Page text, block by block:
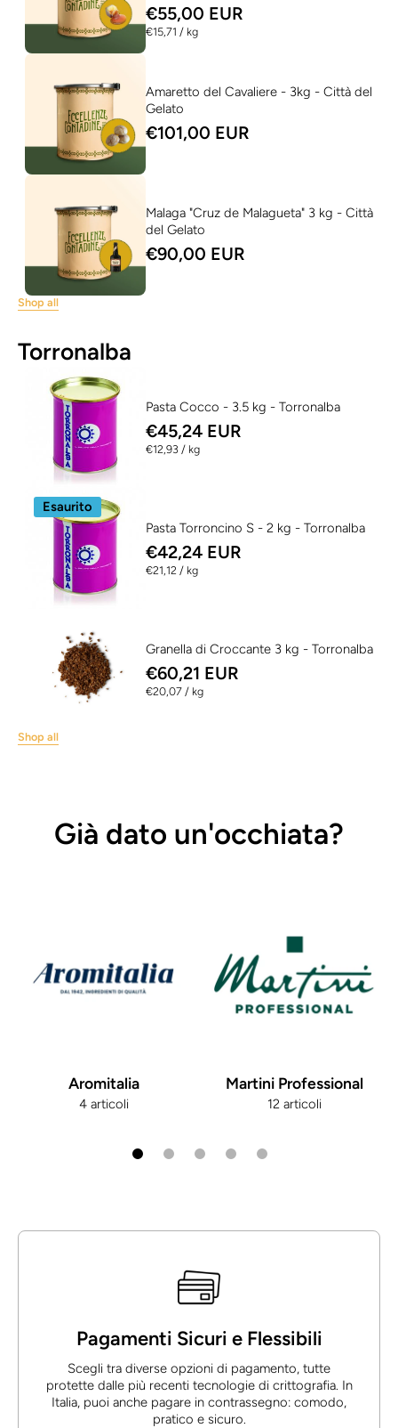
€55,00 EUR
€15,71 / per
kg
Amaretto del Cavaliere - 3kg - Città del
Gelato
€101,00 EUR
Malaga "Cruz de Malagueta" 3 kg - Città
del Gelato
€90,00 EUR
Shop all
Torronalba
Pasta Cocco - 3.5 kg - Torronalba
€45,24 EUR
€12,93 / per
kg
Esaurito
Pasta Torroncino S - 2 kg - Torronalba
€42,24 EUR
€21,12 / per
kg
Granella di Croccante 3 kg - Torronalba
€60,21 EUR
€20,07 / per
kg
Shop all
Già dato un'occhiata?
Aromitalia
4 articoli
Martini Professional
12 articoli
Pagamenti Sicuri e Flessibili
Scegli tra diverse opzioni di pagamento, tutte
protette dalle più recenti tecnologie di crittografia. In
Italia, puoi anche pagare in contrassegno: comodo,
pratico e sicuro.